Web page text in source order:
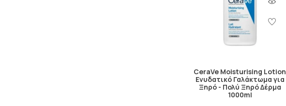
CeraVe Moisturising Lotion
Ενυδατικό Γαλάκτωμα για
Ξηρό - Πολύ Ξηρό Δέρμα
1000ml